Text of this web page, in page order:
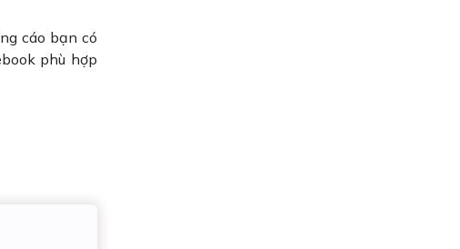
cáo bạn có
phù hợp